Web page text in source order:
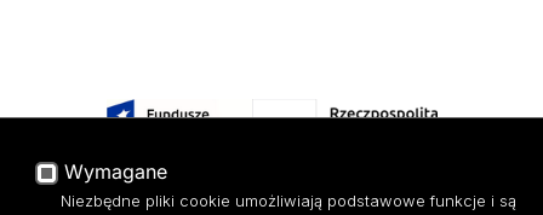
Wymagane
Niezbędne pliki cookie umożliwiają podstawowe funkcje i są